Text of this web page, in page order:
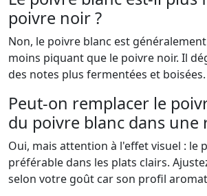
poivre noir ?
Non, le poivre blanc est
moins piquant que le poivre noir. Il
des notes plus fermentées et boisées.
Peut-on remplacer le
du poivre blanc dans une
Oui, mais attention à l'effet visuel : le
préférable dans les plats clairs.
selon votre goût car son profil